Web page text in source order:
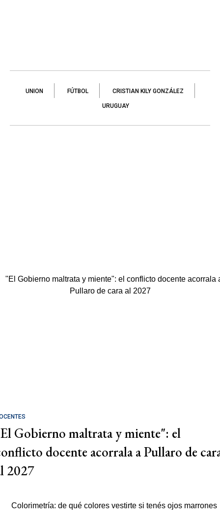
UNION FÚTBOL CRISTIAN KILY GONZÁLEZ
URUGUAY
Gobierno maltrata y miente": el
docente acorrala a Pullaro de
2027